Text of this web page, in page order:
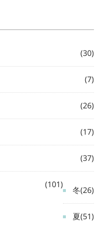
(30)
(7)
(26)
(17)
(37)
(101)
冬(26)
夏(51)